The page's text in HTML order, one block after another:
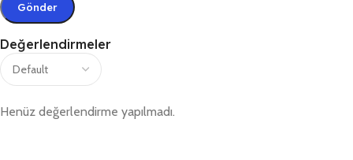
Değerlendirmeler
Henüz değerlendirme yapılmadı.